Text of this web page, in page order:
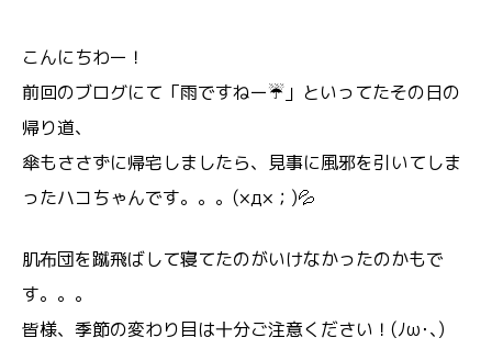
こんにちわー！
前回のブログにて「雨ですねー☔」といってたその日の
帰り道、
傘もささずに帰宅しましたら、見事に風邪を引いてしま
ったハコちゃんです。。。(×д×；)💦
肌布団を蹴飛ばして寝てたのがいけなかったのかもで
す。。。
皆様、季節の変わり目は十分ご注意ください！(ﾉω･､)